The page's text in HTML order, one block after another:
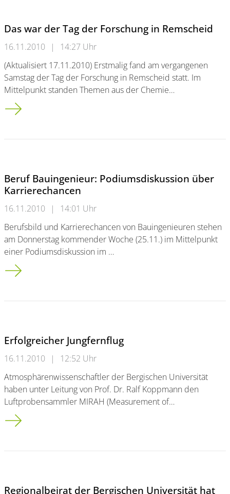
Das war der Tag der Forschung in Remscheid
16.11.2010 |
14:27 Uhr
(Aktualisiert 17.11.2010) Erstmalig fand am vergangenen
Samstag der Tag der Forschung in Remscheid statt. Im
Mittelpunkt standen Themen aus der Chemie…
Das war der Tag der Forschung in Remscheid
Beruf Bauingenieur: Podiumsdiskussion über
Karrierechancen
16.11.2010 |
14:01 Uhr
Berufsbild und Karrierechancen von Bauingenieuren stehen
am Donnerstag kommender Woche (25.11.) im Mittelpunkt
einer Podiumsdiskussion im …
Beruf Bauingenieur: Podiumsdiskussion über Karrierechancen
Erfolgreicher Jungfernflug
16.11.2010 |
12:52 Uhr
Atmosphärenwissenschaftler der Bergischen Universität
haben unter Leitung von Prof. Dr. Ralf Koppmann den
Luftprobensammler MIRAH (Measurement of…
Erfolgreicher Jungfernflug
Regionalbeirat der Bergischen Universität hat